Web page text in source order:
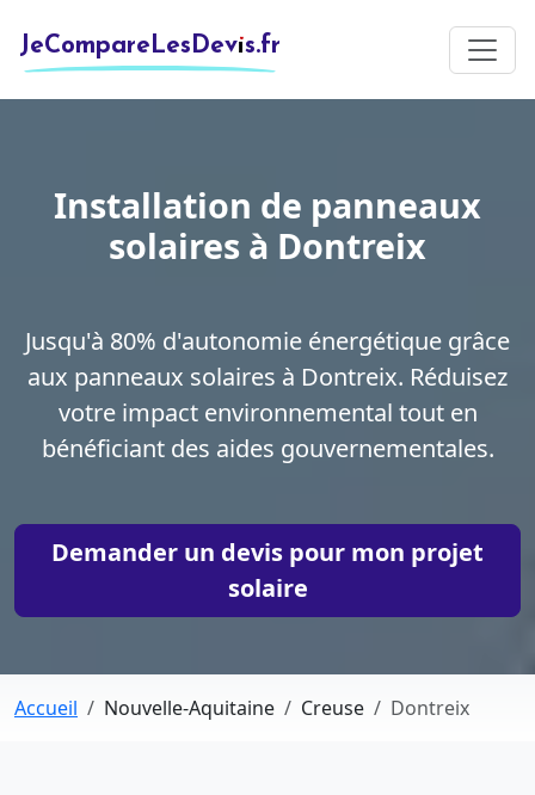
JeCompareLesDevis.fr
Installation de panneaux
solaires à Dontreix
Jusqu'à 80% d'autonomie énergétique grâce
aux panneaux solaires à Dontreix. Réduisez
votre impact environnemental tout en
bénéficiant des aides gouvernementales.
Demander un devis pour mon projet
solaire
Accueil Nouvelle-Aquitaine Creuse Dontreix